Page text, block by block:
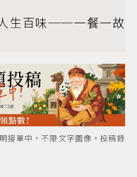
生百味──一餐一故
接單中，不限文字圖像，投稿錄